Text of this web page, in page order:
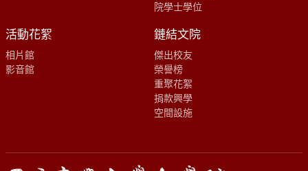
院學士學位
活動花絮
相片館
影音館
鏈結文院
傑出校友
榮譽榜
重聚花絮
捐款興學
空間設施